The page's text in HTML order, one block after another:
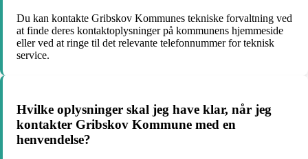
Du kan kontakte Gribskov Kommunes tekniske forvaltning ved
at finde deres kontaktoplysninger på kommunens hjemmeside
eller ved at ringe til det relevante telefonnummer for teknisk
service.
Hvilke oplysninger skal jeg have klar, når jeg
kontakter Gribskov Kommune med en
henvendelse?